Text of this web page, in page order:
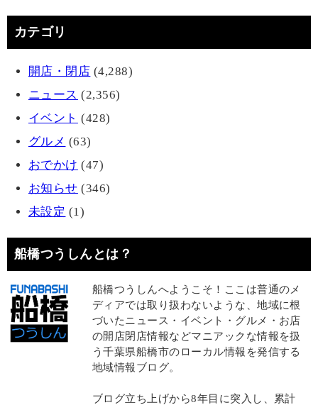
カテゴリ
開店・閉店 (4,288)
ニュース (2,356)
イベント (428)
グルメ (63)
おでかけ (47)
お知らせ (346)
未設定 (1)
船橋つうしんとは？
船橋つうしんへようこそ！ここは普通のメ
ディアでは取り扱わないような、地域に根
づいたニュース・イベント・グルメ・お店
の開店閉店情報などマニアックな情報を扱
う千葉県船橋市のローカル情報を発信する
地域情報ブログ。
ブログ立ち上げから8年目に突入し、累計